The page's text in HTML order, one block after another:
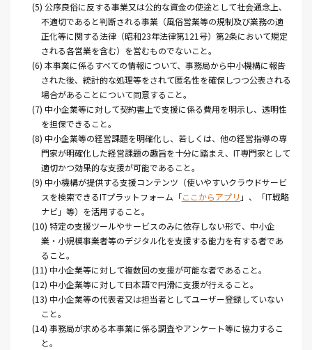
(5) 公序良俗に反する事業又は公的な資金の使途として社会通念上、
不適切であると判断される事業（風俗営業等の規制及び業務の適
正化等に関する法律（昭和23年法律第121号）第2条において規定
される各営業を含む）を営むものでないこと。
(6) 本事業に係るすべての情報について、事務局から中小機構に報告
された後、統計的な処理等をされて匿名性を確保しつつ公表される
場合があることについて同意すること。
(7) 中小企業等に対して契約書上で支援に係る費用を明示し、透明性
を担保できること。
(8) 中小企業等の経営課題を明確化し、若しくは、他の経営指導の専
門家が明確化した経営課題の趣旨を十分に踏まえ、IT専門家として
適切かつ効果的な支援が可能であること。
(9) 中小機構が提供する支援コンテンツ（使いやすいクラウドサービ
スを検索できるITプラットフォーム「ここからアプリ 」、「IT戦略
ナビ」等）を活用すること。
(10) 特定の支援ツールやサービスのみに依存しない形で、中小企
業・小規模事業者等のデジタル化を支援する能力を有する者であ
ること。
(11) 中小企業等に対して複数回の支援が可能な者であること。
(12) 中小企業等に対して日本語で円滑に支援が行えること。
(13) 中小企業等の代表者又は担当者としてユーザー登録していない
こと。
(14) 事務局が求める本事業に係る調査やアンケート等に協力するこ
と。